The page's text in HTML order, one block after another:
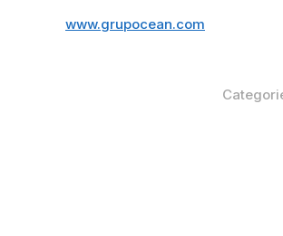
www.grupocean.com